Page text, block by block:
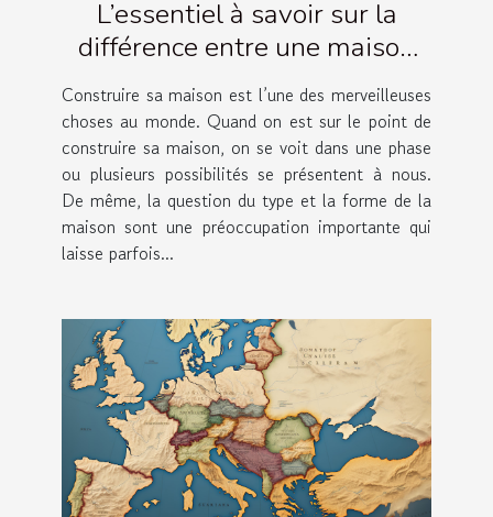
L’essentiel à savoir sur la
différence entre une maison
moderne et une maison
classique
Construire sa maison est l’une des merveilleuses
choses au monde. Quand on est sur le point de
construire sa maison, on se voit dans une phase
ou plusieurs possibilités se présentent à nous.
De même, la question du type et la forme de la
maison sont une préoccupation importante qui
laisse parfois...